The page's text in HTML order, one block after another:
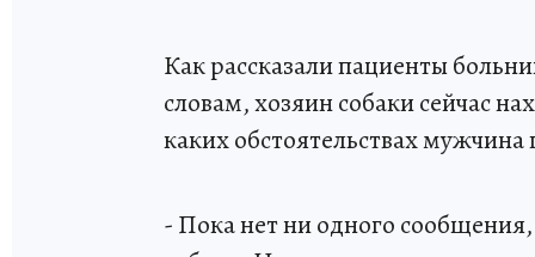
Как рассказали пациенты
словам, хозяин собаки сейчас
каких обстоятельствах
- Пока нет ни одного сообщения,